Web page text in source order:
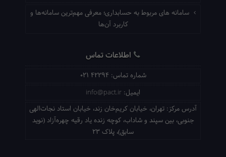
سامانه های مربوط به حسابداری؛ معرفی مهم‌ترین سامانه‌ها و
کاربرد آن‌ها
اطلاعات تماس
شماره تماس: 021 42294
ایمیل: info@pact.ir
آدرس مرکز: تهران، خیابان کریم‌خان زند، خیابان استاد نجات‌الهی
جنوبی، بین سپند و شاداب، کوچه زنده یاد رقیه چهره‌آزاد (نوید
سابق)، پلاک 23